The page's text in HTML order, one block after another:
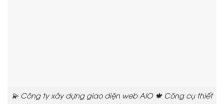
💫 Công ty xây dựng giao diện web AIO 🍁 Công cụ thiết